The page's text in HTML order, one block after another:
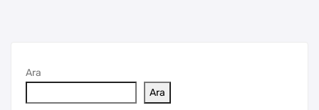
Ara
Ara